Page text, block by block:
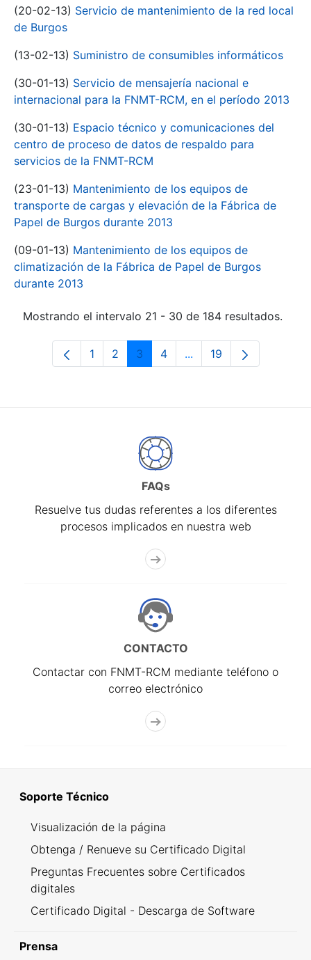
(20-02-13) Servicio de mantenimiento de la red local
de Burgos
(13-02-13) Suministro de consumibles informáticos
(30-01-13) Servicio de mensajería nacional e
internacional para la FNMT-RCM, en el período 2013
(30-01-13) Espacio técnico y comunicaciones del
centro de proceso de datos de respaldo para
servicios de la FNMT-RCM
(23-01-13) Mantenimiento de los equipos de
transporte de cargas y elevación de la Fábrica de
Papel de Burgos durante 2013
(09-01-13) Mantenimiento de los equipos de
climatización de la Fábrica de Papel de Burgos
durante 2013
Mostrando el intervalo 21 - 30 de 184 resultados.
Página
1 Página
2 Página
3 Página
4 ...Páginas intermedias
Página
19
FAQs
Resuelve tus dudas referentes a los diferentes
procesos implicados en nuestra web
CONTACTO
Contactar con FNMT-RCM mediante teléfono o
correo electrónico
Soporte Técnico
Visualización de la página
Obtenga / Renueve su Certificado Digital
Preguntas Frecuentes sobre Certificados
digitales
Certificado Digital - Descarga de Software
Prensa